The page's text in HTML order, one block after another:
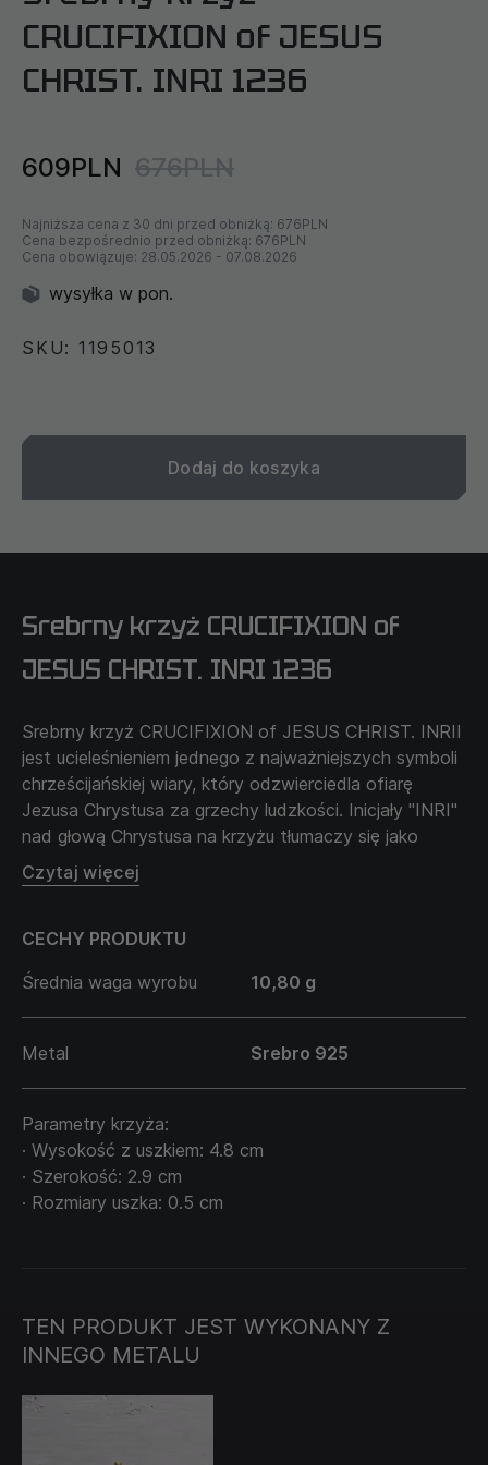
CRUCIFIXION of JESUS
CHRIST. INRI 1236
609PLN 676PLN
Najniższa cena z 30 dni przed obniżką: 676PLN
Cena bezpośrednio przed obniżką: 676PLN
Cena obowiązuje: 28.05.2026 - 07.08.2026
wysyłka w pon.
SKU: 1195013
Dodaj do koszyka
Srebrny krzyż CRUCIFIXION of
JESUS CHRIST. INRI 1236
Srebrny krzyż CRUCIFIXION of JESUS CHRIST. INRII
jest ucieleśnieniem jednego z najważniejszych symboli
chrześcijańskiej wiary, który odzwierciedla ofiarę
Jezusa Chrystusa za grzechy ludzkości. Inicjały "INRI"
nad głową Chrystusa na krzyżu tłumaczy się jako
"Jezus Nazarejczyk, Król Żydowski". Krzyż przypomina
wierzącym o znaczeniu przebaczenia, miłości do
chrześcijańskich nauk w codziennym życiu.
Noszenie srebrnego krzyża "CRUCIFIXION of JESUS
CHRIST. INRI" może służyć jako osobiste
przypomnienie o głębi własnej wiary, o sile ducha i o
wiecznych wartościach, które wynikają z
przynależności i oddania wierze.
Łańcuszek sprzedawany jest oddzielnie i nie wchodzi
w cenę produktu.
Czytaj więcej
CECHY PRODUKTU
Średnia waga wyrobu
10,80 g
Metal Srebro 925
Parametry krzyża:
· Wysokość z uszkiem: 4.8 cm
· Szerokość: 2.9 cm
· Rozmiary uszka: 0.5 cm
TEN PRODUKT JEST WYKONANY Z
INNEGO METALU